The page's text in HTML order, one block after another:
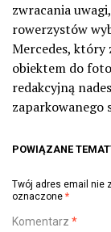
zwracania
rowerzystów
Mercedes, który
obiektem do
redakcyjną
zaparkowanego
POWIĄZANE
Twój adres email nie
oznaczone *
Komentarz *